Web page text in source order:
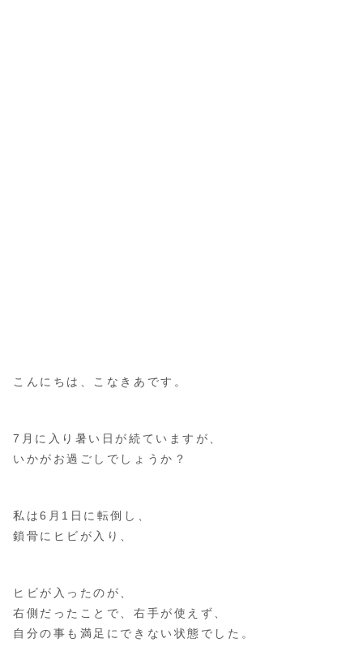
こんにちは、こなきあです。
7月に入り暑い日が続ていますが、
いかがお過ごしでしょうか？
私は6月1日に転倒し、
鎖骨にヒビが入り、
ヒビが入ったのが、
右側だったことで、右手が使えず、
自分の事も満足にできない状態でした。